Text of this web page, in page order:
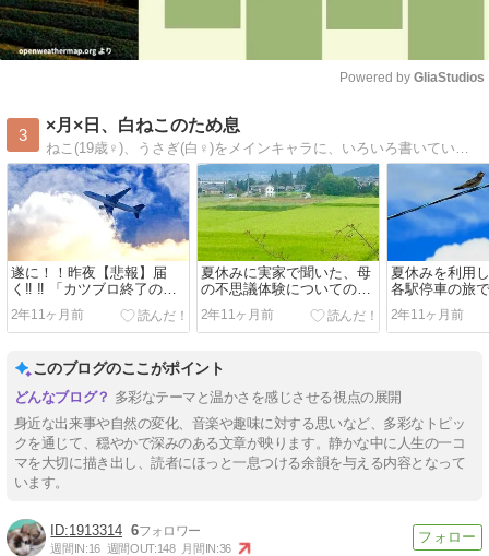
Powered by GliaStudios
3
×月×日、白ねこのため息
ねこ(19歳♀)、うさぎ(白♀)をメインキャラに、いろいろ書いています。現在は週に1〜2回の頻度で更新中！ほかには、英語学習（英検１級対策）、超望遠デジカメの写真、読書、音楽（クラシック等）、歌詞対訳（英語、中国語）などなど、盛りだくさん。
遂に！！昨夜【悲報】届
く‼︎ ‼︎ 「カツブロ終了のお
知らせ」今回が《カツブロ
最後》の投稿なのだ…【移
転先情報あります】
2年11ヶ月前
夏休みに実家で聞いた、母
の不思議体験についてのお
話。僕はこの話をこんな風
に思うのだ…
2年11ヶ月前
夏休みを利用
各駅停車の旅
したのだ（２
2年11ヶ月前
このブログのここがポイント
多彩なテーマと温かさを感じさせる視点の展開
身近な出来事や自然の変化、音楽や趣味に対する思いなど、多彩なトピッ
クを通じて、穏やかで深みのある文章が映ります。静かな中に人生の一コ
マを大切に描き出し、読者にほっと一息つける余韻を与える内容となって
います。
1913314 6
週間IN:16 週間OUT:148 月間IN:36